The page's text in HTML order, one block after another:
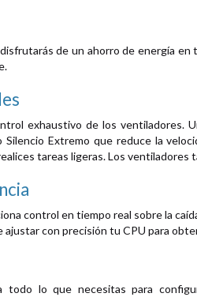
de un ahorro de energía
exhaustivo de los
Extremo que reduce la
tareas ligeras. Los ventiladores
control en tiempo real sobre la
con precisión tu CPU para
todo lo que necesitas para